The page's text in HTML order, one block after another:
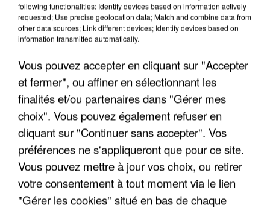
UN SECOND CADRE DE LA DZ MAFIA
INTERPELLÉ EN ALGÉRIE
following functionalities: Identify devices based on information actively
requested; Use precise geolocation data; Match and combine data from
other data sources; Link different devices; Identify devices based on
information transmitted automatically.
Vous pouvez accepter en cliquant sur "Accepter
et fermer", ou affiner en sélectionnant les
finalités et/ou partenaires dans "Gérer mes
choix". Vous pouvez également refuser en
cliquant sur "Continuer sans accepter". Vos
préférences ne s'appliqueront que pour ce site.
Vous pouvez mettre à jour vos choix, ou retirer
votre consentement à tout moment via le lien
"Gérer les cookies" situé en bas de chaque